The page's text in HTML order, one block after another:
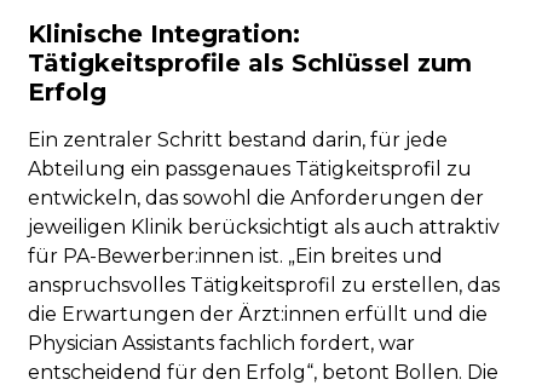
Klinische Integration:
Tätigkeitsprofile als Schlüssel zum
Erfolg
Ein zentraler Schritt bestand darin, für jede
Abteilung ein passgenaues Tätigkeitsprofil zu
entwickeln, das sowohl die Anforderungen der
jeweiligen Klinik berücksichtigt als auch attraktiv
für PA-Bewerber:innen ist. „Ein breites und
anspruchsvolles Tätigkeitsprofil zu erstellen, das
die Erwartungen der Ärzt:innen erfüllt und die
Physician Assistants fachlich fordert, war
entscheidend für den Erfolg“, betont Bollen. Die